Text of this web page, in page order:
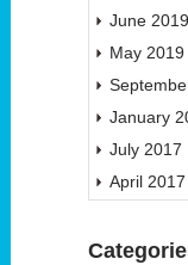
June 2019
May 2019
January
July 2017
April 2017